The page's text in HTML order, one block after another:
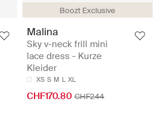
Boozt Exclusive
Malina
Sky v-neck frill mini
lace dress - Kurze
Kleider
XS S M L XL
CHF170.80 CHF244